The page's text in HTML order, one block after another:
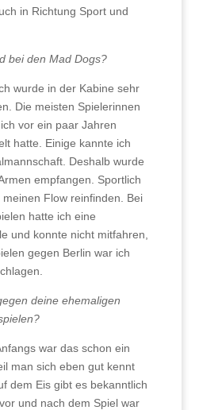
in Richtung Sport und
bei den Mad Dogs?
wurde in der Kabine sehr
Die meisten Spielerinnen
vor ein paar Jahren
hatte. Einige kannte ich
Deshalb wurde
empfangen. Sportlich
Flow reinfinden. Bei
hatte ich eine
und konnte nicht mitfahren,
gegen Berlin war ich
deine ehemaligen
war das schon ein
man sich eben gut kennt
dem Eis gibt es bekanntlich
und nach dem Spiel war